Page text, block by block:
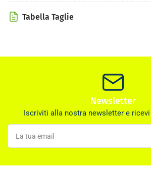
Tabella Taglie
Newsletter
Iscriviti alla nostra newsletter e
La
tua
email